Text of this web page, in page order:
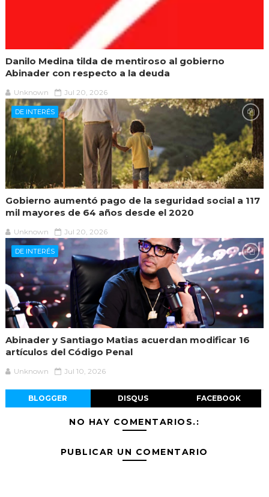
Danilo Medina tilda de mentiroso al gobierno
Abinader con respecto a la deuda
Unknown Jul 20, 2026
DE INTERÉS
Gobierno aumentó pago de la seguridad social a 117
mil mayores de 64 años desde el 2020
Unknown Jul 20, 2026
DE INTERÉS
Abinader y Santiago Matias acuerdan modificar 16
artículos del Código Penal
Unknown Jul 10, 2026
BLOGGER DISQUS FACEBOOK
NO HAY COMENTARIOS.:
PUBLICAR UN COMENTARIO